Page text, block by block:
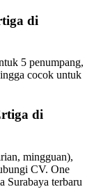
di
5 penumpang,
cocok untuk
di
mingguan),
CV. One
Surabaya terbaru